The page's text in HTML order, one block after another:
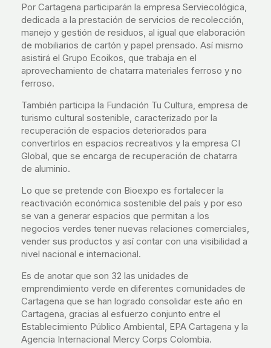
Por Cartagena participarán la empresa Serviecológica,
dedicada a la prestación de servicios de recolección,
manejo y gestión de residuos, al igual que elaboración
de mobiliarios de cartón y papel prensado. Así mismo
asistirá el Grupo Ecoikos, que trabaja en el
aprovechamiento de chatarra materiales ferroso y no
ferroso.
También participa la Fundación Tu Cultura, empresa de
turismo cultural sostenible, caracterizado por la
recuperación de espacios deteriorados para
convertirlos en espacios recreativos y la empresa CI
Global, que se encarga de recuperación de chatarra
de aluminio.
Lo que se pretende con Bioexpo es fortalecer la
reactivación económica sostenible del país y por eso
se van a generar espacios que permitan a los
negocios verdes tener nuevas relaciones comerciales,
vender sus productos y así contar con una visibilidad a
nivel nacional e internacional.
Es de anotar que son 32 las unidades de
emprendimiento verde en diferentes comunidades de
Cartagena que se han logrado consolidar este año en
Cartagena, gracias al esfuerzo conjunto entre el
Establecimiento Público Ambiental, EPA Cartagena y la
Agencia Internacional Mercy Corps Colombia.